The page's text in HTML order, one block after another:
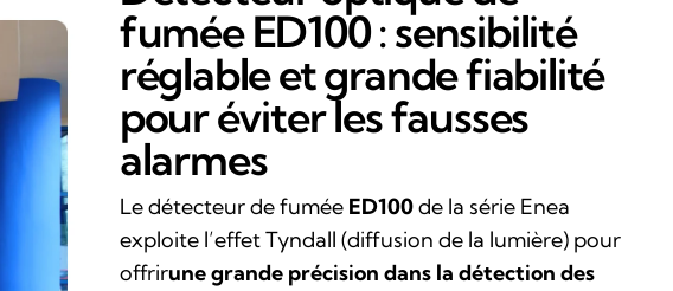
fumée ED100 : sensibilité
réglable et grande fiabilité
pour éviter les fausses
alarmes
Le détecteur de fumée ED100de la série Enea
exploite l’effet Tyndall (diffusion de la lumière) pour
offrirune grande précision dans la détection des